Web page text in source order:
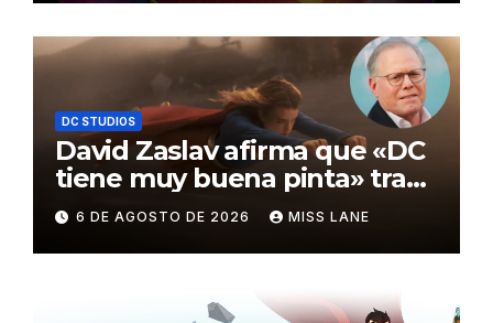
DC STUDIOS
David Zaslav afirma que «DC
tiene muy buena pinta» tras
el fracaso de «Supergirl»
6 DE AGOSTO DE 2026 MISS LANE